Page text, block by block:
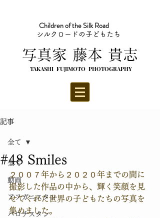
​写真家 藤本 貴志
TAKASHI FUJIMOTO PHOTOGRAPHY
Children of the Silk Road
シルクロードの子どもたち
記事
全て
動画
アフガニスタン
バロチスタン
全て
#48 Smiles
２００７年から２０２０年までの間に
撮影した作品の中から、輝く笑顔を見
せてくれた世界の子どもたちの写真を
集めました。